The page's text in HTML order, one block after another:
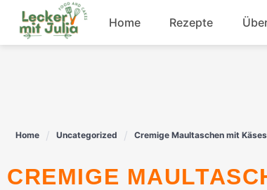
Skip
content
Home Rezepte
Rindfleisch
Dessert
Home Uncategorized Cremige Maultaschen mit
CREMIGE MAULTASCHEN MIT KÄSESOSSE FÜR SOULFOOD-M